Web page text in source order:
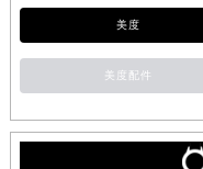
美度
美度配件